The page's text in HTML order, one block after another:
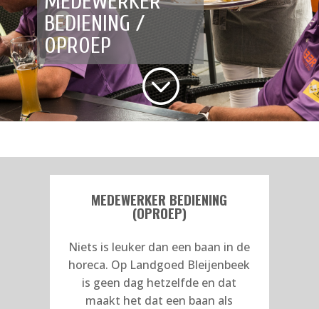
BEDIENING /
OPROEP
;
MEDEWERKER BEDIENING
(OPROEP)
Niets is leuker dan een baan in de
horeca. Op Landgoed Bleijenbeek
is geen dag hetzelfde en dat
maakt het dat een baan als